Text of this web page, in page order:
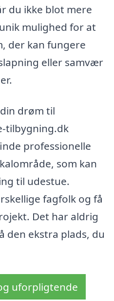
du ikke blot mere
mulighed for at
der kan fungere
eller samvær
drøm til
tilbygning.dk
professionelle
som kan
til udestue.
fagfolk og få
Det har aldrig
den ekstra plads, du
uforpligtende